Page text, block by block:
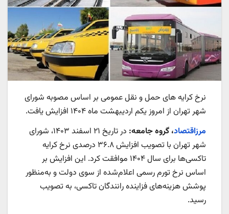
نرخ کرایه های حمل و نقل عمومی بر اساس مصوبه شورای
شهر تهران از امروز یکم اردیبهشت ماه ۱۴۰۴ افزایش یافت.
مرزاقتصاد، گروه جامعه:
در تاریخ ۲۱ اسفند ۱۴۰۳، شورای
شهر تهران با تصویب افزایش ۳۶.۸ درصدی نرخ کرایه
تاکسی‌ها برای سال ۱۴۰۴ موافقت کرد. این افزایش بر
اساس نرخ تورم رسمی اعلام‌شده از سوی دولت و به‌منظور
پوشش هزینه‌های فزاینده رانندگان تاکسی، به تصویب
رسید.